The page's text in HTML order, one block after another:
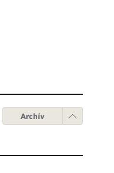
Archív